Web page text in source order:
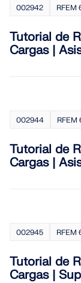
002942 RFEM
Tutorial de
Cargas |
002944 RFEM
Tutorial de
Cargas |
002945 RFEM
Tutorial de
Cargas |